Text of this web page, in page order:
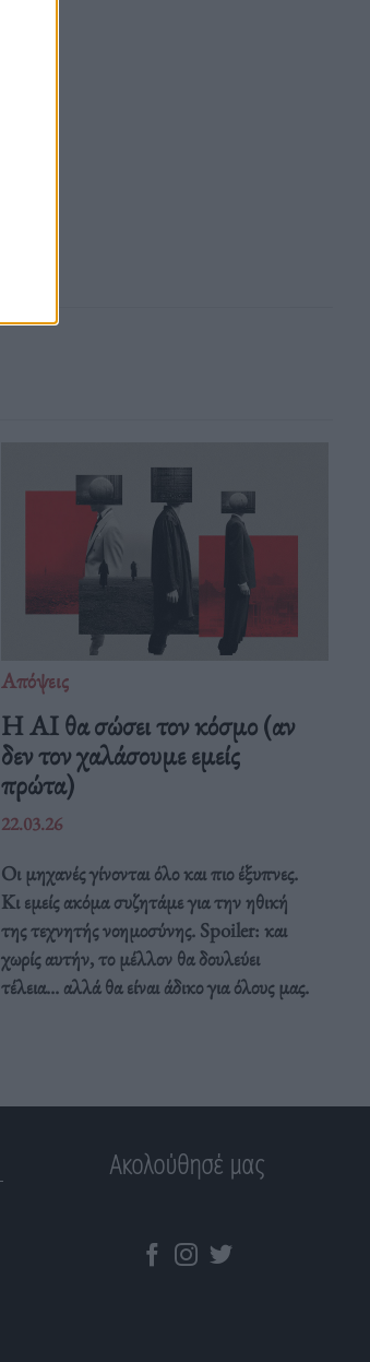
Απόψεις
Η AI θα σώσει τον κόσμο (αν
δεν τον χαλάσουμε εμείς
πρώτα)
22.03.26
Οι μηχανές γίνονται όλο και πιο έξυπνες.
Κι εμείς ακόμα συζητάμε για την ηθική
της τεχνητής νοημοσύνης. Spoiler: και
χωρίς αυτήν, το μέλλον θα δουλεύει
τέλεια... αλλά θα είναι άδικο για όλους μας.
Ακολούθησέ μας